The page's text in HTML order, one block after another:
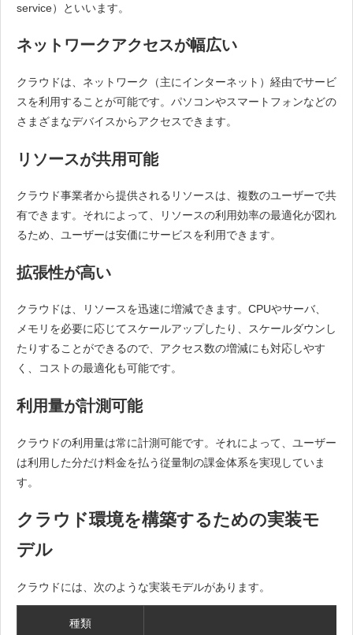
service）といいます。
ネットワークアクセスが幅広い
クラウドは、ネットワーク（主にインターネット）経由でサービ
スを利用することが可能です。パソコンやスマートフォンなどの
さまざまなデバイスからアクセスできます。
リソースが共用可能
クラウド事業者から提供されるリソースは、複数のユーザーで共
有できます。それによって、リソースの利用効率の最適化が図れ
るため、ユーザーは安価にサービスを利用できます。
拡張性が高い
クラウドは、リソースを迅速に増減できます。CPUやサーバ、
メモリを必要に応じてスケールアップしたり、スケールダウンし
たりすることができるので、アクセス数の増減にも対応しやす
く、コストの最適化も可能です。
利用量が計測可能
クラウドの利用量は常に計測可能です。それによって、ユーザー
は利用した分だけ料金を払う従量制の課金体系を実現していま
す。
クラウド環境を構築するための実装モ
デル
クラウドには、次のような実装モデルがあります。
種類